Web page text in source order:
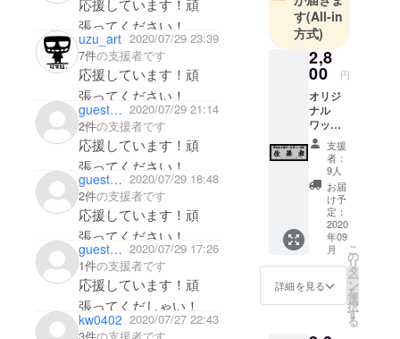
応援しています！頑
張ってください！
uzu_art 2020/07/29 23:39
7件の支援者です
応援しています！頑
張ってください！
gueste8ae448a63 2020/07/29 21:14
2件の支援者です
応援しています！頑
張ってください！
guestdcfed32a95 2020/07/29 18:48
2件の支援者です
応援しています！頑
guest4149d194afe4 2020/07/29 17:26
1件の支援者です
応援しています！頑
張ってくだしゃい！
kw0402 2020/07/27 22:43
す(All-in
方式)
2,8
00 円
オリジ
ナル
ワッペ
ン２枚
セット
サイズ
は縦5.5
ｃｍ×横
9ｃｍで
考えて
おりま
した。
（名詞
サイ
ズ）
「ワッ
支援
者：
9人
お届
け予
定：
2020
年09
月
詳細を見る
こ
の
リ
タ
ー
ン
を
選
択
す
る